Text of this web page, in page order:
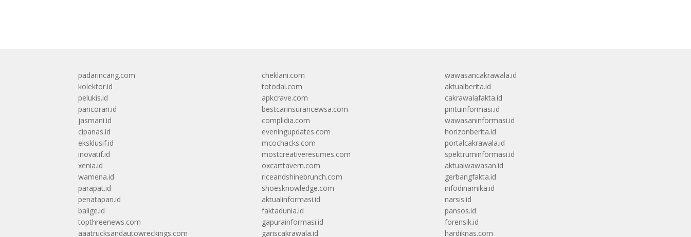
padarincang.com
kolektor.id
pelukis.id
pancoran.id
jasmani.id
cipanas.id
eksklusif.id
inovatif.id
xenia.id
wamena.id
parapat.id
penatapan.id
balige.id
topthreenews.com
aaatrucksandautowreckings.com
cheklani.com
totodal.com
apkcrave.com
bestcarinsurancewsa.com
complidia.com
eveningupdates.com
mcochacks.com
mostcreativeresumes.com
oxcarttavern.com
riceandshinebrunch.com
shoesknowledge.com
aktualinformasi.id
faktadunia.id
gapurainformasi.id
gariscakrawala.id
wawasancakrawala.id
aktualberita.id
cakrawalafakta.id
pintuinformasi.id
wawasaninformasi.id
horizonberita.id
portalcakrawala.id
spektruminformasi.id
aktualwawasan.id
gerbangfakta.id
infodinamika.id
narsis.id
pansos.id
forensik.id
hardiknas.com